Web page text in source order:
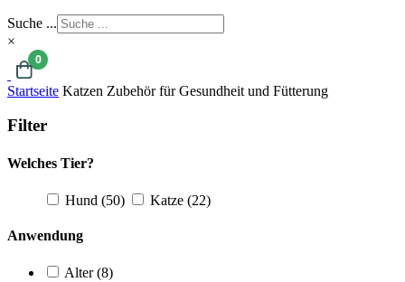
Suche ...
×
0
Startseite Katzen Zubehör für Gesundheit und Fütterung
Filter
Welches Tier?
Hund (50) Katze (22)
Anwendung
Alter(8)